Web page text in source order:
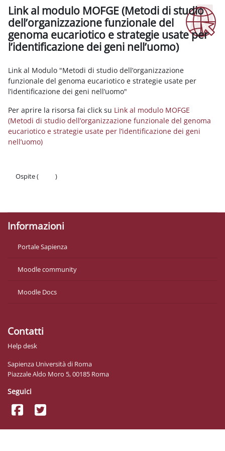
Link al modulo MOFGE (Metodi di studio
dell’organizzazione funzionale del
genoma eucariotico e strategie usate per
l’identificazione dei geni nell’uomo)
Link al Modulo "Metodi di studio dell’organizzazione
funzionale del genoma eucariotico e strategie usate per
l’identificazione dei geni nell’uomo"
Per aprire la risorsa fai click su Link al modulo MOFGE
(Metodi di studio dell’organizzazione funzionale del genoma
eucariotico e strategie usate per l’identificazione dei geni
nell’uomo)
Ospite (
)
Informazioni
Portale Sapienza
Moodle community
Moodle Docs
Contatti
Help desk
Sapienza Università di Roma
Piazzale Aldo Moro 5, 00185 Roma
Seguici